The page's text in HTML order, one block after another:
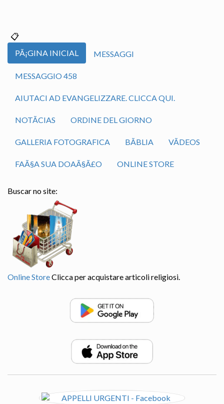
PÃ¡GINA INICIAL MESSAGGI
MESSAGGIO 458
AIUTACI AD EVANGELIZZARE. CLICCA QUI.
NOTÃ­CIAS ORDINE DEL GIORNO
GALLERIA FOTOGRAFICA BÃ­BLIA VÃ­DEOS
FAÃ§A SUA DOAÃ§Ã£O ONLINE STORE
Buscar no site:
Online StoreClicca per acquistare articoli religiosi.